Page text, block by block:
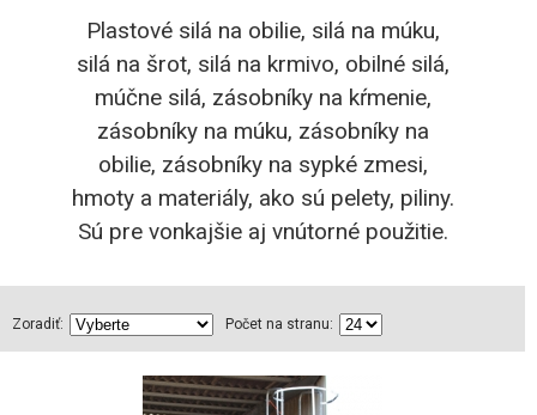
Plastové silá na obilie, silá na múku,
silá na šrot, silá na krmivo, obilné silá,
múčne silá, zásobníky na kŕmenie,
zásobníky na múku, zásobníky na
obilie, zásobníky na sypké zmesi,
hmoty a materiály, ako sú pelety, piliny.
Sú pre vonkajšie aj vnútorné použitie.
Zoradiť: Počet na stranu: